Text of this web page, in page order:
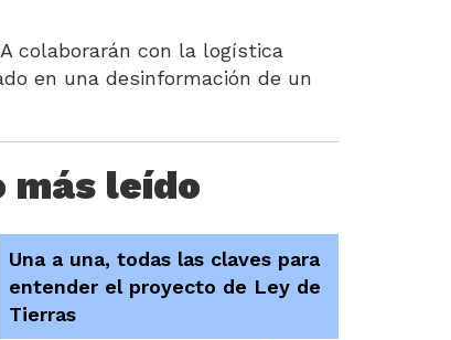
colaborarán con la logística
en una desinformación de un
más leído
Una a una, todas las claves para
entender el proyecto de Ley de
Tierras